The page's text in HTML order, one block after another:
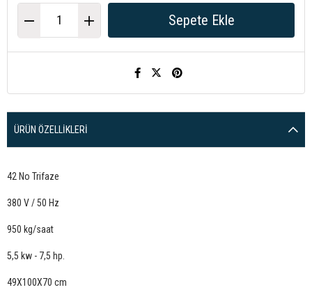
ÜRÜN ÖZELLIKLERI
42 No Trifaze
380 V / 50 Hz
950 kg/saat
5,5 kw - 7,5 hp.
49X100X70 cm